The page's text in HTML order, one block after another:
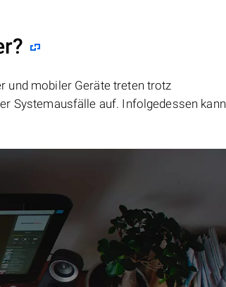
und mobiler Geräte treten trotz
Systemausfälle auf. Infolgedessen kann